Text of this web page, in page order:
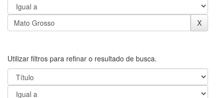
Utilizar filtros para refinar o resultado de busca.